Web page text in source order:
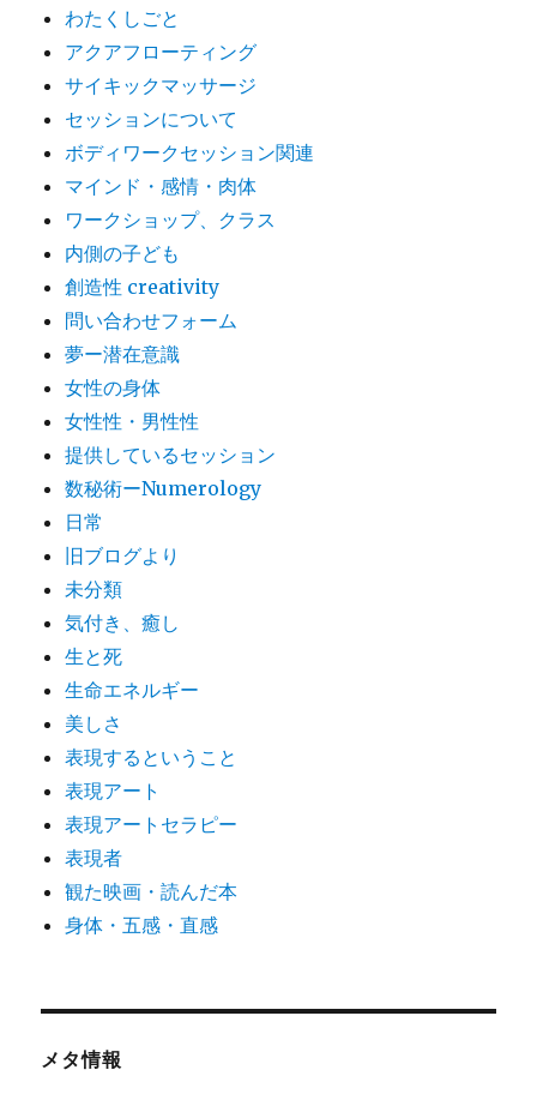
わたくしごと
アクアフローティング
サイキックマッサージ
セッションについて
ボディワークセッション関連
マインド・感情・肉体
ワークショップ、クラス
内側の子ども
創造性 creativity
問い合わせフォーム
夢ー潜在意識
女性の身体
女性性・男性性
提供しているセッション
数秘術ーNumerology
日常
旧ブログより
未分類
気付き、癒し
生と死
生命エネルギー
美しさ
表現するということ
表現アート
表現アートセラピー
表現者
観た映画・読んだ本
身体・五感・直感
メタ情報